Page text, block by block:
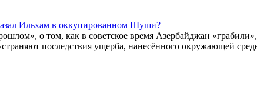
Ильхам в оккупированном Шуши?
о том, как в советское время Азербайджан
последствия ущерба, нанесённого окружающей